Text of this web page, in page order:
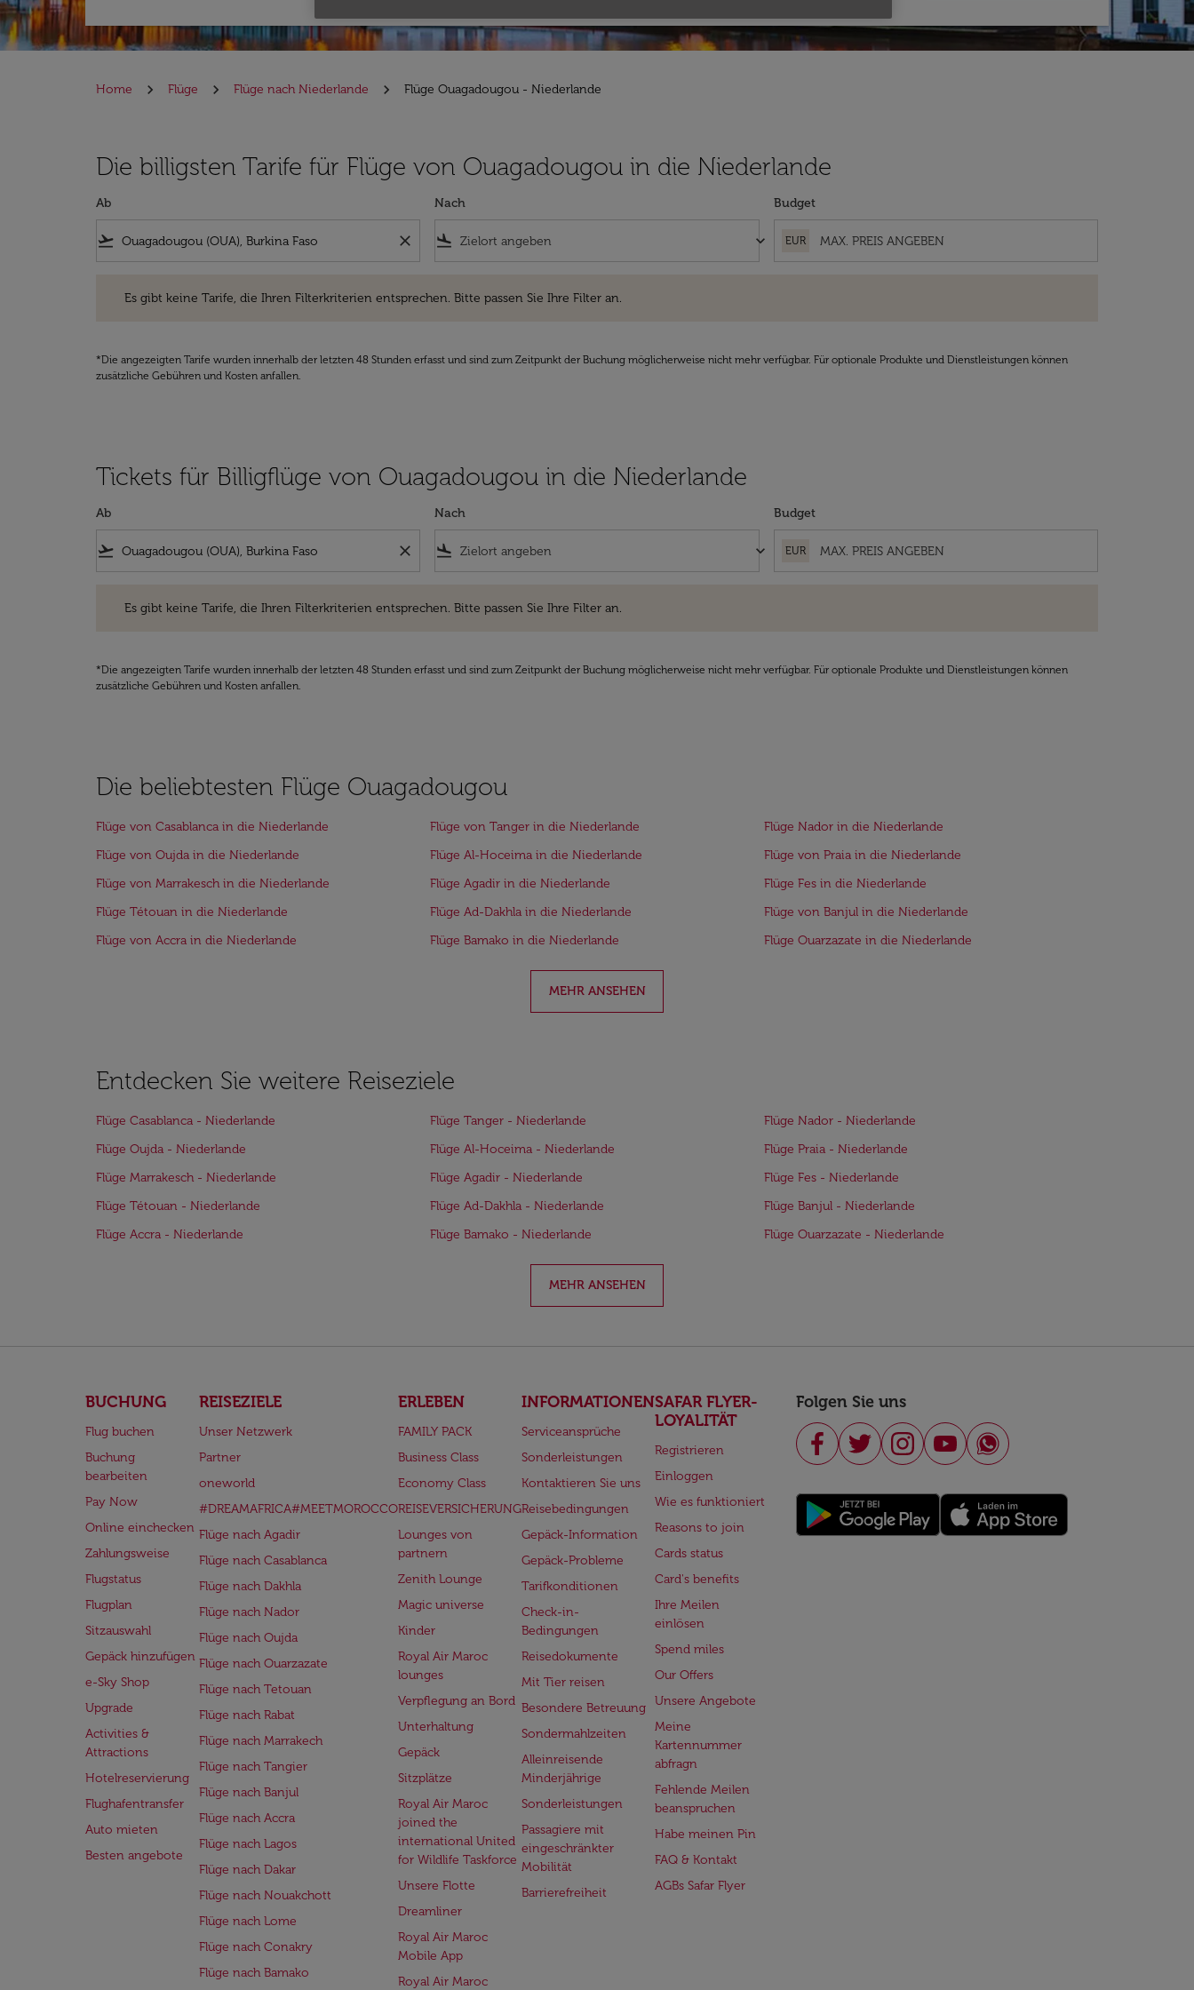
Home Flüge Flüge nach Niederlande Flüge Ouagadougou - Niederlande
Die billigsten Tarife für Flüge von Ouagadougou in die Niederlande
Ab
flight_takeoff close
Nach
flight_land keyboard_arrow_down
Budget
EUR
Es gibt keine Tarife, die Ihren Filterkriterien entsprechen. Bitte passen Sie Ihre Filter an.
*Die angezeigten Tarife wurden innerhalb der letzten 48 Stunden erfasst und sind zum Zeitpunkt der Buchung möglicherweise nicht mehr verfügbar. Für optionale Produkte und Dienstleistungen können
zusätzliche Gebühren und Kosten anfallen.
Tickets für Billigflüge von Ouagadougou in die Niederlande
Ab
flight_takeoff close
Nach
flight_land keyboard_arrow_down
Budget
EUR
Es gibt keine Tarife, die Ihren Filterkriterien entsprechen. Bitte passen Sie Ihre Filter an.
*Die angezeigten Tarife wurden innerhalb der letzten 48 Stunden erfasst und sind zum Zeitpunkt der Buchung möglicherweise nicht mehr verfügbar. Für optionale Produkte und Dienstleistungen können
zusätzliche Gebühren und Kosten anfallen.
Die beliebtesten Flüge Ouagadougou
Flüge von Casablanca in die Niederlande Flüge von Tanger in die Niederlande
Flüge Nador in die Niederlande
Flüge von Oujda in die Niederlande
Flüge Al-Hoceima in die Niederlande
Flüge von Praia in die Niederlande
Flüge von Marrakesch in die Niederlande
Flüge Agadir in die Niederlande
Flüge Fes in die Niederlande
Flüge Tétouan in die Niederlande
Flüge Ad-Dakhla in die Niederlande
Flüge von Banjul in die Niederlande
Flüge von Accra in die Niederlande
Flüge Bamako in die Niederlande Flüge Ouarzazate in die Niederlande
MEHR ANSEHEN
Entdecken Sie weitere Reiseziele
Flüge Casablanca - Niederlande Flüge Tanger - Niederlande
Flüge Nador - Niederlande
Flüge Oujda - Niederlande
Flüge Al-Hoceima - Niederlande
Flüge Praia - Niederlande
Flüge Marrakesch - Niederlande
Flüge Agadir - Niederlande
Flüge Fes - Niederlande
Flüge Tétouan - Niederlande
Flüge Ad-Dakhla - Niederlande
Flüge Banjul - Niederlande
Flüge Accra - Niederlande
Flüge Bamako - Niederlande Flüge Ouarzazate - Niederlande
MEHR ANSEHEN
BUCHUNG
Flug buchen
Buchung
bearbeiten
Pay Now
Online einchecken
Zahlungsweise
Flugstatus
Flugplan
Sitzauswahl
Gepäck hinzufügen
e-Sky Shop
Upgrade
Activities &
Attractions
Hotelreservierung
Flughafentransfer
Auto mieten
Besten angebote
REISEZIELE
Unser Netzwerk
Partner
oneworld
#DREAMAFRICA#MEETMOROCCO
Flüge nach Agadir
Flüge nach Casablanca
Flüge nach Dakhla
Flüge nach Nador
Flüge nach Oujda
Flüge nach Ouarzazate
Flüge nach Tetouan
Flüge nach Rabat
Flüge nach Marrakech
Flüge nach Tangier
Flüge nach Banjul
Flüge nach Accra
Flüge nach Lagos
Flüge nach Dakar
Flüge nach Nouakchott
Flüge nach Lome
Flüge nach Conakry
Flüge nach Bamako
ERLEBEN
FAMILY PACK
Business Class
Economy Class
REISEVERSICHERUNG
Lounges von
partnern
Zenith Lounge
Magic universe
Kinder
Royal Air Maroc
lounges
Verpflegung an Bord
Unterhaltung
Gepäck
Sitzplätze
Royal Air Maroc
joined the
international United
for Wildlife Taskforce
Unsere Flotte
Dreamliner
Royal Air Maroc
Mobile App
Royal Air Maroc
INFORMATIONEN
Serviceansprüche
Sonderleistungen
Kontaktieren Sie uns
Reisebedingungen
Gepäck-Information
Gepäck-Probleme
Tarifkonditionen
Check-in-
Bedingungen
Reisedokumente
Mit Tier reisen
Besondere Betreuung
Sondermahlzeiten
Alleinreisende
Minderjährige
Sonderleistungen
Passagiere mit
eingeschränkter
Mobilität
Barrierefreiheit
SAFAR FLYER-
LOYALITÄT
Registrieren
Einloggen
Wie es funktioniert
Reasons to join
Cards status
Card's benefits
Ihre Meilen
einlösen
Spend miles
Our Offers
Unsere Angebote
Meine
Kartennummer
abfragn
Fehlende Meilen
beanspruchen
Habe meinen Pin
FAQ & Kontakt
AGBs Safar Flyer
Folgen Sie uns